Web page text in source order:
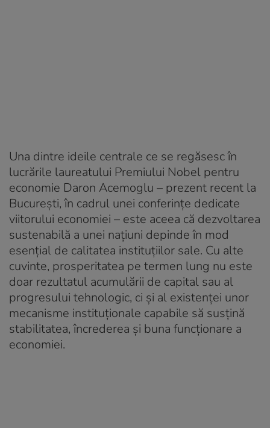
Una dintre ideile centrale ce se regăsesc în
lucrările laureatului Premiului Nobel pentru
economie Daron Acemoglu – prezent recent la
București, în cadrul unei conferințe dedicate
viitorului economiei – este aceea că dezvoltarea
sustenabilă a unei națiuni depinde în mod
esențial de calitatea instituțiilor sale. Cu alte
cuvinte, prosperitatea pe termen lung nu este
doar rezultatul acumulării de capital sau al
progresului tehnologic, ci și al existenței unor
mecanisme instituționale capabile să susțină
stabilitatea, încrederea și buna funcționare a
economiei.